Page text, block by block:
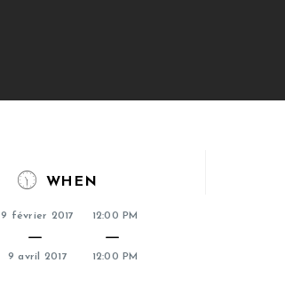
WHEN
9 février 2017
9 avril 2017
12:00 PM
12:00 PM